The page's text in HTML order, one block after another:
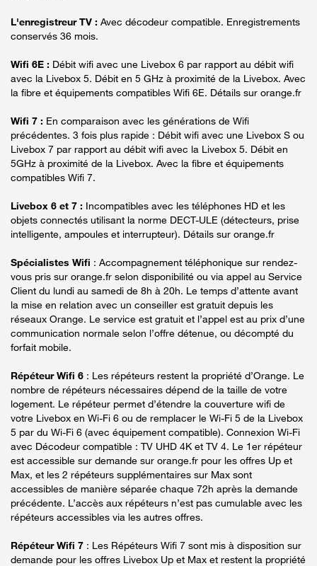
L'enregistreur TV : Avec décodeur compatible. Enregistrements
conservés 36 mois.
Wifi 6E : Débit wifi avec une Livebox 6 par rapport au débit wifi
avec la Livebox 5. Débit en 5 GHz à proximité de la Livebox. Avec
la fibre et équipements compatibles Wifi 6E. Détails sur orange.fr
Wifi 7 : En comparaison avec les générations de Wifi
précédentes. 3 fois plus rapide : Débit wifi avec une Livebox S ou
Livebox 7 par rapport au débit wifi avec la Livebox 5. Débit en
5GHz à proximité de la Livebox. Avec la fibre et équipements
compatibles Wifi 7.
Livebox 6 et 7 : Incompatibles avec les téléphones HD et les
objets connectés utilisant la norme DECT-ULE (détecteurs, prise
intelligente, ampoules et interrupteur). Détails sur orange.fr
Spécialistes Wifi : Accompagnement téléphonique sur rendez-
vous pris sur orange.fr selon disponibilité ou via appel au Service
Client du lundi au samedi de 8h à 20h. Le temps d’attente avant
la mise en relation avec un conseiller est gratuit depuis les
réseaux Orange. Le service est gratuit et l’appel est au prix d’une
communication normale selon l’offre détenue, ou décompté du
forfait mobile.
Répéteur Wifi 6 : Les répéteurs restent la propriété d’Orange. Le
nombre de répéteurs nécessaires dépend de la taille de votre
logement. Le répéteur permet d’étendre la couverture wifi de
votre Livebox en Wi-Fi 6 ou de remplacer le Wi-Fi 5 de la Livebox
5 par du Wi-Fi 6 (avec équipement compatible). Connexion Wi-Fi
avec Décodeur compatible : TV UHD 4K et TV 4. Le 1er répéteur
est accessible sur demande sur orange.fr pour les offres Up et
Max, et les 2 répéteurs supplémentaires sur Max sont
accessibles de manière séparée chaque 72h après la demande
précédente. L’accès aux répéteurs n’est pas cumulable avec les
répéteurs accessibles via les autres offres.
Répéteur Wifi 7 : Les Répéteurs Wifi 7 sont mis à disposition sur
demande pour les offres Livebox Up et Max et restent la propriété